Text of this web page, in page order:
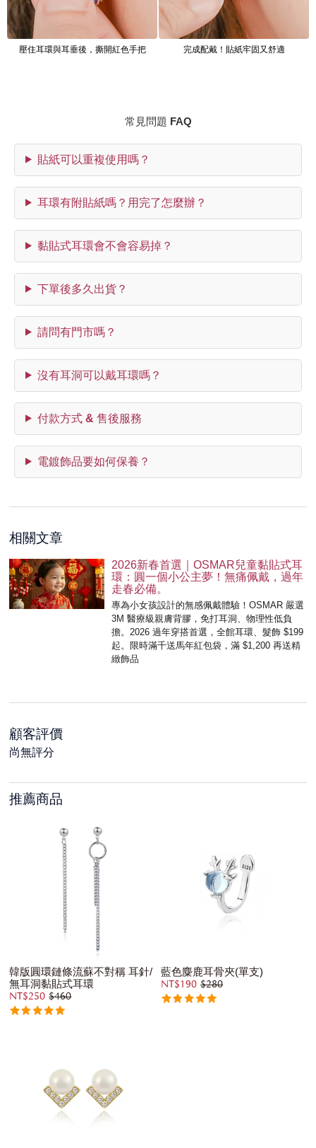
壓住耳環與耳垂後，撕開紅色手把 完成配戴！貼紙牢固又舒適
常見問題 FAQ
貼紙可以重複使用嗎？
耳環有附貼紙嗎？用完了怎麼辦？
黏貼式耳環會不會容易掉？
下單後多久出貨？
請問有門市嗎？
沒有耳洞可以戴耳環嗎？
付款方式 & 售後服務
電鍍飾品要如何保養？
相關文章
2026新春首選｜OSMAR兒童黏貼式耳
環：圓一個小公主夢！無痛佩戴，過年
走春必備。
專為小女孩設計的無感佩戴體驗！OSMAR 嚴選
3M 醫療級親膚背膠，免打耳洞、物理性低負
擔。2026 過年穿搭首選，全館耳環、髮飾 $199
起。限時滿千送馬年紅包袋，滿 $1,200 再送精
緻飾品
顧客評價
尚無評分
推薦商品
韓版圓環鏈條流蘇不對稱 耳針/
無耳洞黏貼式耳環
NT$250 $460
藍色麋鹿耳骨夾(單支)
NT$190 $280